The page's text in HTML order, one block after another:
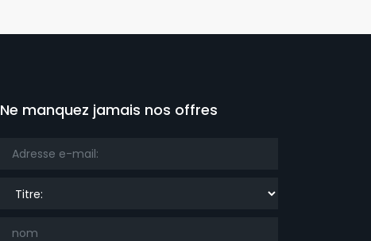
Ne manquez jamais nos offres
Titre: